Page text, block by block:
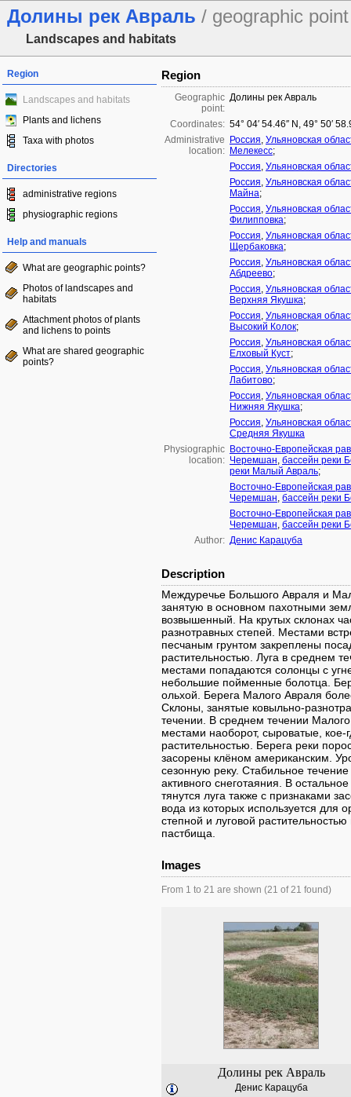
Долины рек Авраль / geographic point
Landscapes and habitats
Region
Landscapes and habitats
Plants and lichens
Taxa with photos
Directories
administrative regions
physiographic regions
Help and manuals
What are geographic points?
Photos of landscapes and
habitats
Attachment photos of plants
and lichens to points
What are shared geographic
points?
Region
Geographic
point:
Долины рек Авраль
Coordinates: 54° 04′ 54.46″ N, 49° 50′
Administrative
location:
Россия, Ульяновская
Мелекесс;
Россия, Ульяновская
Россия, Ульяновская
Майна;
Россия, Ульяновская
Филипповка;
Россия, Ульяновская
Щербаковка;
Россия, Ульяновская
Абдреево;
Россия, Ульяновская
Верхняя Якушка;
Россия, Ульяновская
Высокий Колок;
Россия, Ульяновская
Елховый Куст;
Россия, Ульяновская
Лабитово;
Россия, Ульяновская
Нижняя Якушка;
Россия, Ульяновская
Средняя Якушка
Physiographic
location:
Восточно-Европейская
Черемшан, бассейн реки
реки Малый Авраль;
Восточно-Европейская
Черемшан, бассейн реки
Восточно-Европейская
Черемшан, бассейн реки
Author: Денис Карацуба
Description
Междуречье Большого Авраля и
занятую в основном пахотными
возвышенный. На крутых склонах
разнотравных степей. Местами
песчаным грунтом закреплены
растительностью. Луга в среднем
местами попадаются солонцы с
небольшие пойменные болотца.
ольхой. Берега Малого Авраля
Склоны, занятые ковыльно-
течении. В среднем течении
местами наоборот, сыроватые,
растительностью. Берега реки
засорены клёном американским.
сезонную реку. Стабильное
активного снеготаяния. В
тянутся луга также с признаками
вода из которых используется для
степной и луговой
пастбища.
Images
From 1 to 21 are shown (21 of 21 found)
Долины рек Авраль
Денис Карацуба